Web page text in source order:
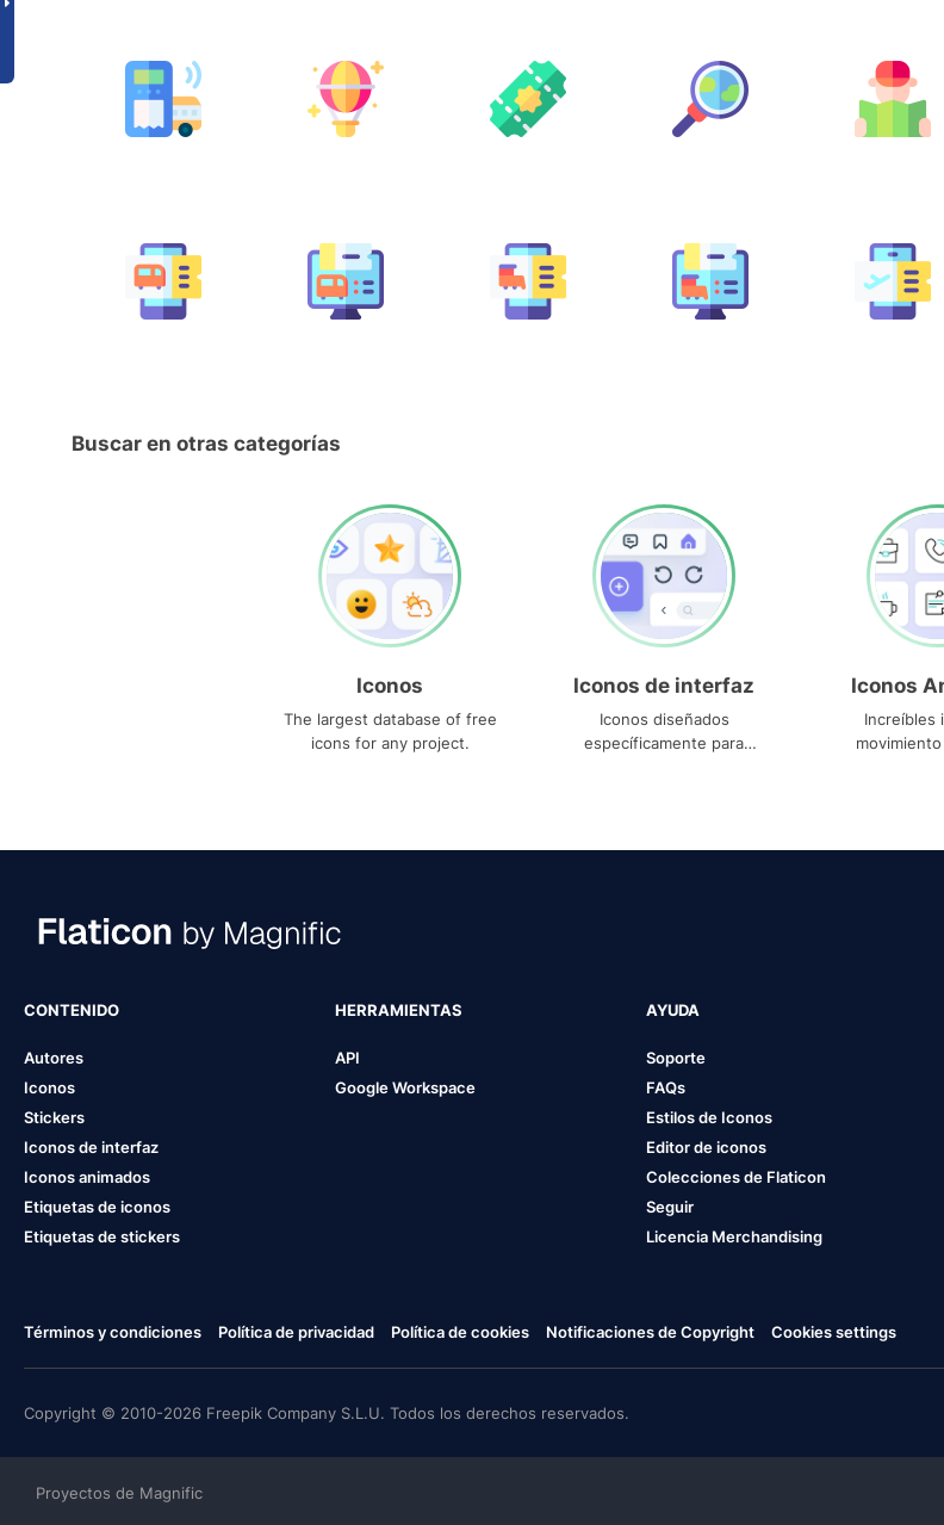
Buscar en otras categorías
Iconos
The largest database of free
icons for any project.
Iconos de interfaz
Iconos diseñados
específicamente para
Iconos
Increíbles
CONTENIDO
Autores
Iconos
Stickers
Iconos de interfaz
Iconos animados
Etiquetas de iconos
Etiquetas de stickers
HERRAMIENTAS
API
Google Workspace
AYUDA
Soporte
FAQs
Estilos de Iconos
Editor de iconos
Colecciones de Flaticon
Seguir
Licencia Merchandising
Términos y condiciones Política de privacidad Política de cookies Notificaciones de Copyright Cookies settings
Copyright © 2010-2026 Freepik Company S.L.U. Todos los derechos reservados.
Proyectos de Magnific